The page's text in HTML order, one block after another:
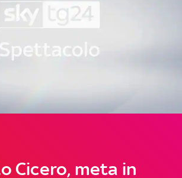
Cicero, meta in